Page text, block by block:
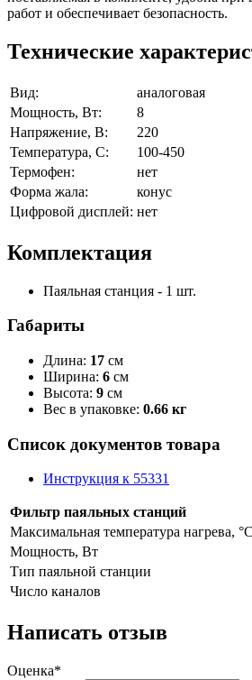
работ и обеспечивает безопасность.
Технические
Вид:
аналоговая
Мощность, Вт:
8
Напряжение, В:
220
Температура, С:
100-450
Термофен:
нет
Форма жала:
конус
Цифровой дисплей: нет
Комплектация
Паяльная станция - 1 шт.
Габариты
Длина: 17 см
Ширина: 6 см
Высота: 9 см
Вес в упаковке: 0.66 кг
Список документов товара
Инструкция к 55331
Фильтр паяльных станций
Максимальная температура нагрева, °C
Мощность, Вт
Тип паяльной станции
Число каналов
Написать отзыв
Оценка*